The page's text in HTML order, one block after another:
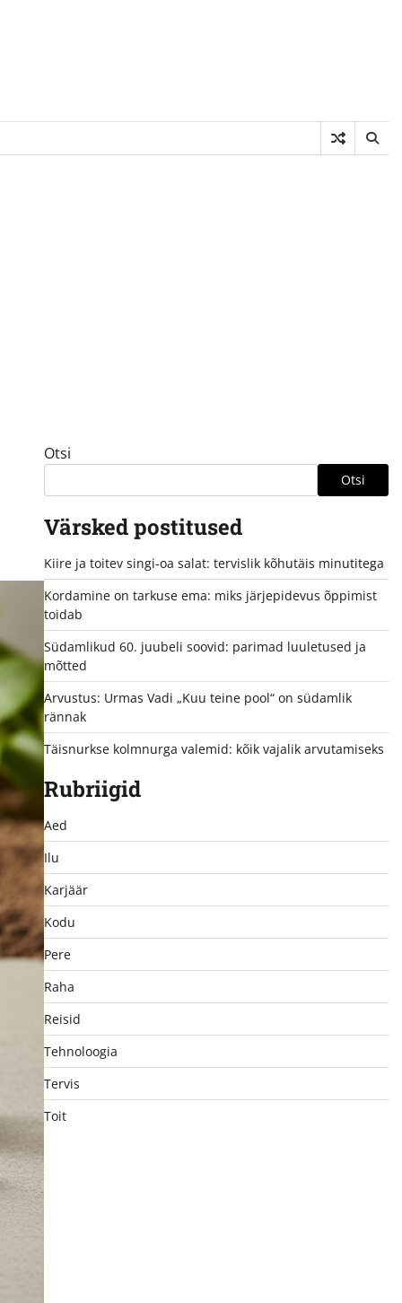
Otsi
Otsi
Värsked postitused
Kiire ja toitev singi-oa salat: tervislik kõhutäis minutitega
Kordamine on tarkuse ema: miks järjepidevus õppimist
toidab
Südamlikud 60. juubeli soovid: parimad luuletused ja
mõtted
Arvustus: Urmas Vadi „Kuu teine pool“ on südamlik
rännak
Täisnurkse kolmnurga valemid: kõik vajalik arvutamiseks
Rubriigid
Aed
Ilu
Karjäär
Kodu
Pere
Raha
Reisid
Tehnoloogia
Tervis
Toit